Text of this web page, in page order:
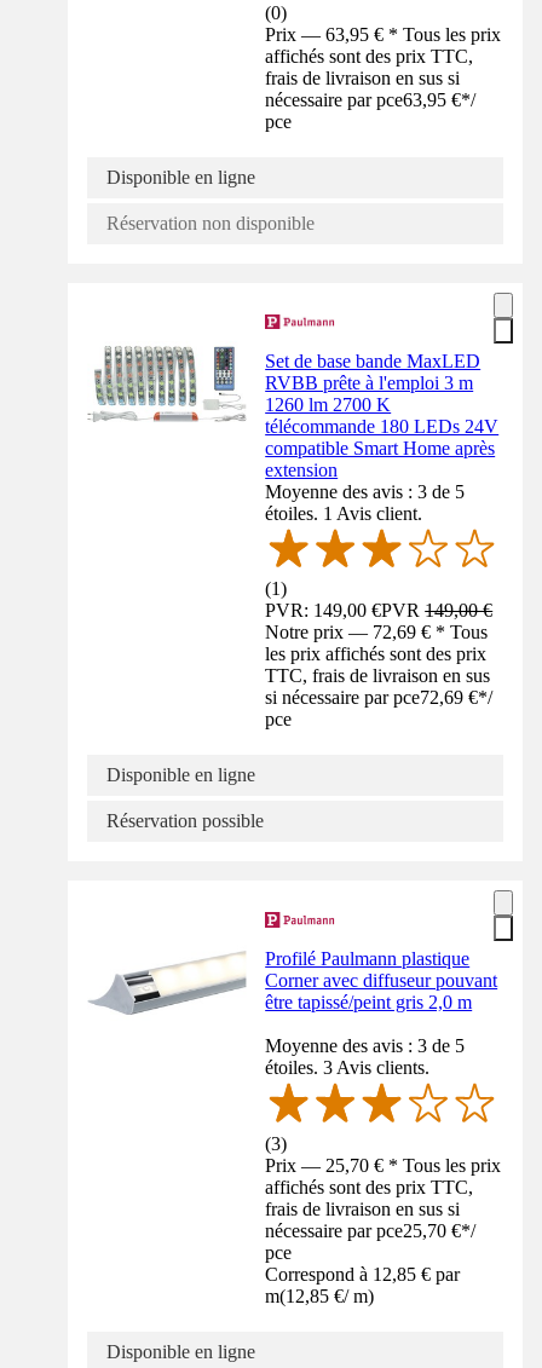
(0)
Prix — 63,95 € * Tous les prix
affichés sont des prix TTC,
frais de livraison en sus si
nécessaire par pce63,95 €*/
pce
Disponible en ligne
Réservation non disponible
Set de base bande MaxLED
RVBB prête à l'emploi 3 m
1260 lm 2700 K
télécommande 180 LEDs 24V
compatible Smart Home après
extension
Moyenne des avis : 3 de 5
étoiles. 1 Avis client.
(1)
PVR: 149,00 €PVR149,00 €
Notre prix — 72,69 € * Tous
les prix affichés sont des prix
TTC, frais de livraison en sus
si nécessaire par pce72,69 €*/
pce
Disponible en ligne
Réservation possible
Profilé Paulmann plastique
Corner avec diffuseur pouvant
être tapissé/peint gris 2,0 m
Moyenne des avis : 3 de 5
étoiles. 3 Avis clients.
(3)
Prix — 25,70 € * Tous les prix
affichés sont des prix TTC,
frais de livraison en sus si
nécessaire par pce25,70 €*/
pce
Correspond à 12,85 € par
m(12,85 €/ m)
Disponible en ligne